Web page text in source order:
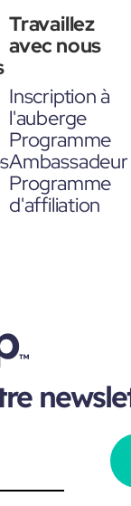
Travaillez
avec nous
Inscription à
l'auberge
Programme
Ambassadeur
Programme
d'affiliation